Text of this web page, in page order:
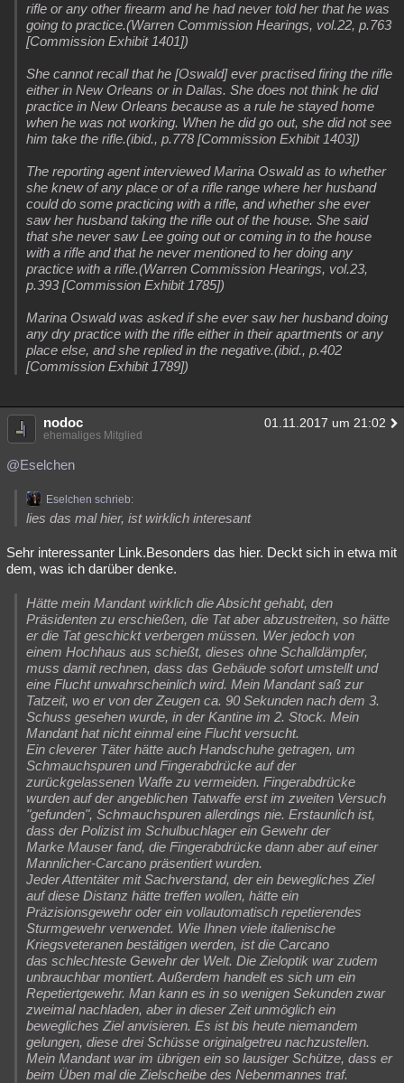
rifle or any other firearm and he had never told her that he was
going to practice.(Warren Commission Hearings, vol.22, p.763
[Commission Exhibit 1401])
She cannot recall that he [Oswald] ever practised firing the rifle
either in New Orleans or in Dallas. She does not think he did
practice in New Orleans because as a rule he stayed home
when he was not working. When he did go out, she did not see
him take the rifle.(ibid., p.778 [Commission Exhibit 1403])
The reporting agent interviewed Marina Oswald as to whether
she knew of any place or of a rifle range where her husband
could do some practicing with a rifle, and whether she ever
saw her husband taking the rifle out of the house. She said
that she never saw Lee going out or coming in to the house
with a rifle and that he never mentioned to her doing any
practice with a rifle.(Warren Commission Hearings, vol.23,
p.393 [Commission Exhibit 1785])
Marina Oswald was asked if she ever saw her husband doing
any dry practice with the rifle either in their apartments or any
place else, and she replied in the negative.(ibid., p.402
[Commission Exhibit 1789])
nodoc 01.11.2017 um 21:02
ehemaliges Mitglied
@Eselchen
Eselchen schrieb:
lies das mal hier, ist wirklich interesant
Sehr interessanter Link.Besonders das hier. Deckt sich in etwa mit
dem, was ich darüber denke.
Hätte mein Mandant wirklich die Absicht gehabt, den
Präsidenten zu erschießen, die Tat aber abzustreiten, so hätte
er die Tat geschickt verbergen müssen. Wer jedoch von
einem Hochhaus aus schießt, dieses ohne Schalldämpfer,
muss damit rechnen, dass das Gebäude sofort umstellt und
eine Flucht unwahrscheinlich wird. Mein Mandant saß zur
Tatzeit, wo er von der Zeugen ca. 90 Sekunden nach dem 3.
Schuss gesehen wurde, in der Kantine im 2. Stock. Mein
Mandant hat nicht einmal eine Flucht versucht.
Ein cleverer Täter hätte auch Handschuhe getragen, um
Schmauchspuren und Fingerabdrücke auf der
zurückgelassenen Waffe zu vermeiden. Fingerabdrücke
wurden auf der angeblichen Tatwaffe erst im zweiten Versuch
"gefunden", Schmauchspuren allerdings nie. Erstaunlich ist,
dass der Polizist im Schulbuchlager ein Gewehr der
Marke Mauser fand, die Fingerabdrücke dann aber auf einer
Mannlicher-Carcano präsentiert wurden.
Jeder Attentäter mit Sachverstand, der ein bewegliches Ziel
auf diese Distanz hätte treffen wollen, hätte ein
Präzisionsgewehr oder ein vollautomatisch repetierendes
Sturmgewehr verwendet. Wie Ihnen viele italienische
Kriegsveteranen bestätigen werden, ist die Carcano
das schlechteste Gewehr der Welt. Die Zieloptik war zudem
unbrauchbar montiert. Außerdem handelt es sich um ein
Repetiertgewehr. Man kann es in so wenigen Sekunden zwar
zweimal nachladen, aber in dieser Zeit unmöglich ein
bewegliches Ziel anvisieren. Es ist bis heute niemandem
gelungen, diese drei Schüsse originalgetreu nachzustellen.
Mein Mandant war im übrigen ein so lausiger Schütze, dass er
beim Üben mal die Zielscheibe des Nebenmannes traf.